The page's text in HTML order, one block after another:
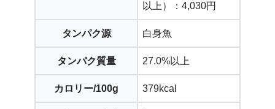
以上）：4,030円
タンパク源 白身魚
タンパク質量 27.0%以上
カロリー/100g 379kcal